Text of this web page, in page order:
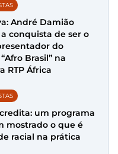
André Damião
conquista de ser o
do
Brasil” na
RTP África
um programa
mostrado o que é
racial na prática